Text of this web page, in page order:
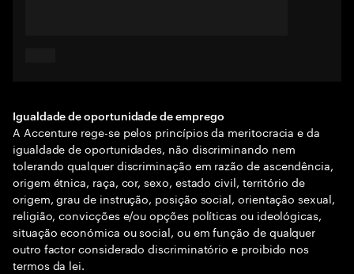
Igualdade de oportunidade de emprego
A Accenture rege-se pelos princípios da meritocracia e da
igualdade de oportunidades, não discriminando nem
tolerando qualquer discriminação em razão de ascendência,
origem étnica, raça, cor, sexo, estado civil, território de
origem, grau de instrução, posição social, orientação sexual,
religião, convicções e/ou opções políticas ou ideológicas,
situação económica ou social, ou em função de qualquer
outro factor considerado discriminatório e proibido nos
termos da lei.